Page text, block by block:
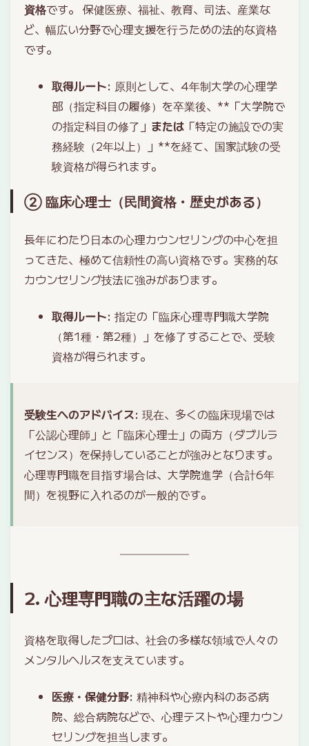
資格です。 保健医療、福祉、教育、司法、産業な
ど、幅広い分野で心理支援を行うための法的な資格
です。
取得ルート: 原則として、4年制大学の心理学
部（指定科目の履修）を卒業後、**「大学院で
の指定科目の修了」 または 「特定の施設での実
務経験（2年以上）」**を経て、国家試験の受
験資格が得られます。
② 臨床心理士（民間資格・歴史がある）
長年にわたり日本の心理カウンセリングの中心を担
ってきた、極めて信頼性の高い資格です。実務的な
カウンセリング技法に強みがあります。
取得ルート: 指定の「臨床心理専門職大学院
（第1種・第2種）」を修了することで、受験
資格が得られます。
受験生へのアドバイス: 現在、多くの臨床現場では
「公認心理師」と「臨床心理士」の両方（ダブルラ
イセンス）を保持していることが強みとなります。
心理専門職を目指す場合は、大学院進学（合計6年
間）を視野に入れるのが一般的です。
2. 心理専門職の主な活躍の場
資格を取得したプロは、社会の多様な領域で人々の
メンタルヘルスを支えています。
医療・保健分野: 精神科や心療内科のある病
院、総合病院などで、心理テストや心理カウン
セリングを担当します。